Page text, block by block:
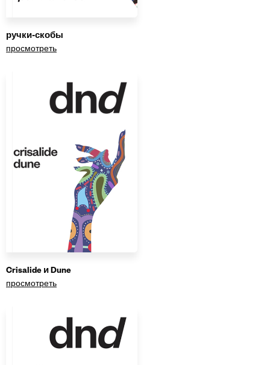
ручки-скобы
просмотреть
Crisalide и Dune
просмотреть